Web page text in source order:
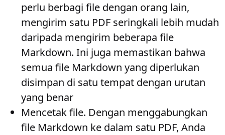
perlu berbagi file dengan orang lain,
mengirim satu PDF seringkali lebih mudah
daripada mengirim beberapa file
Markdown. Ini juga memastikan bahwa
semua file Markdown yang diperlukan
disimpan di satu tempat dengan urutan
yang benar
Mencetak file. Dengan menggabungkan
file Markdown ke dalam satu PDF, Anda